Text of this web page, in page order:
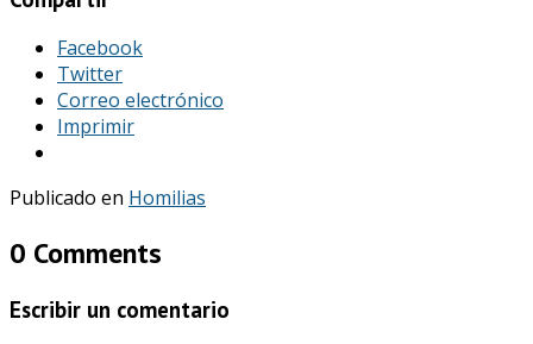
Facebook
Twitter
Correo electrónico
Imprimir
Publicado en Homilias
0 Comments
Escribir un comentario